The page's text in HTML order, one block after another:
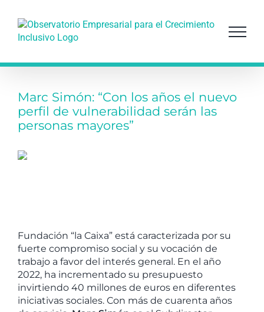
contenido
Marc Simón: “Con los años el nuevo
perfil de vulnerabilidad serán las
personas mayores”
Fundación “la Caixa” está caracterizada por su
fuerte compromiso social y su vocación de
trabajo a favor del interés general. En el año
2022, ha incrementado su presupuesto
invirtiendo 40 millones de euros en diferentes
iniciativas sociales. Con más de cuarenta años